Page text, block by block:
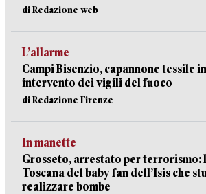
di Redazione web
L’allarme
Campi Bisenzio, capannone tessile
intervento dei vigili del fuoco
di Redazione Firenze
In manette
Grosseto, arrestato per terrorismo:
Toscana del baby fan dell’Isis che
realizzare bombe